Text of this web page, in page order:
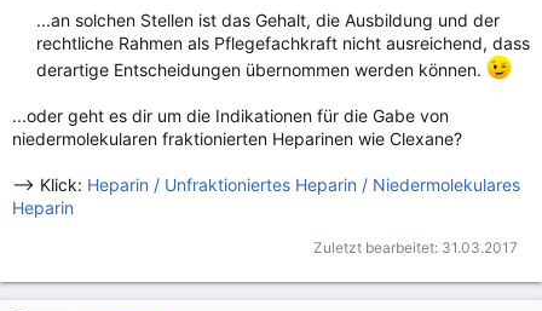
...an solchen Stellen ist das Gehalt, die Ausbildung und der
rechtliche Rahmen als Pflegefachkraft nicht ausreichend, dass
derartige Entscheidungen übernommen werden können.
...oder geht es dir um die Indikationen für die Gabe von
niedermolekularen fraktionierten Heparinen wie Clexane?
--> Klick: Heparin / Unfraktioniertes Heparin / Niedermolekulares
Heparin
Zuletzt bearbeitet: 31.03.2017